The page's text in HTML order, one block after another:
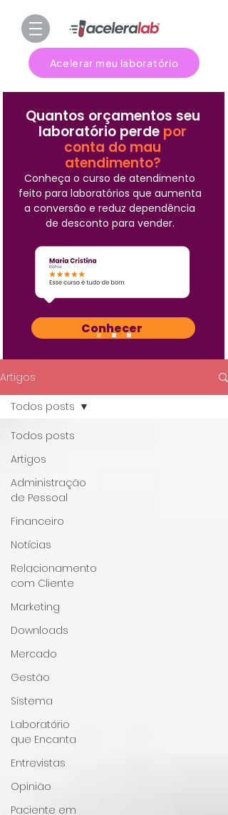
Acelerar meu laboratório
Quantos orçamentos seu
laboratório perde por
conta do mau
atendimento?
Conheça o curso de atendimento
feito para laboratórios que aumenta
a conversão e reduz dependência
de desconto para vender.
Conhecer
Artigos
Todos posts
Artigos
Administração
de Pessoal
Financeiro
Notícias
Relacionamento
com Cliente
Marketing
Downloads
Mercado
Gestão
Sistema
Laboratório
que Encanta
Entrevistas
Opinião
Paciente em
Todos posts